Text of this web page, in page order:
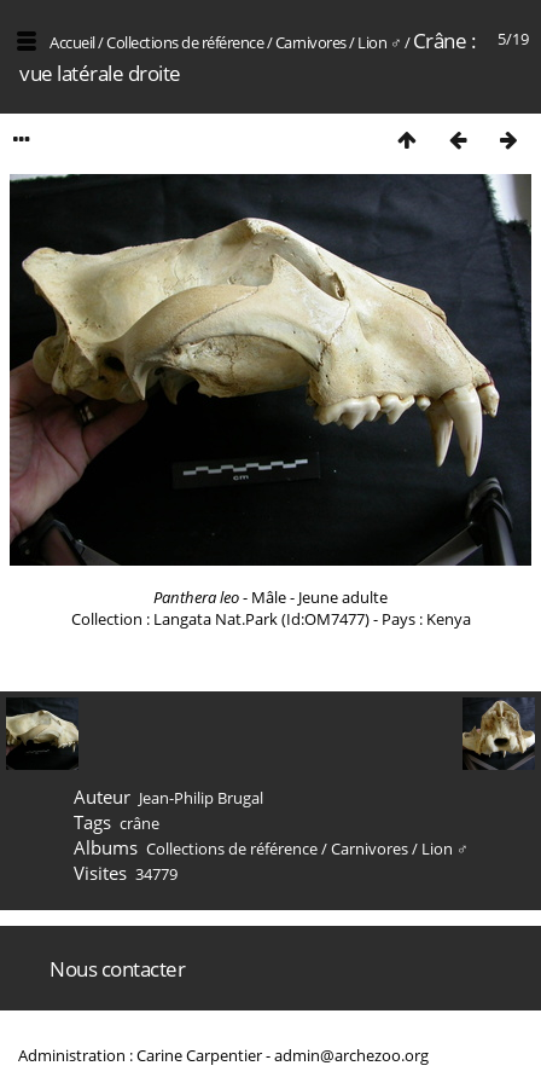
5/19
Accueil/Collections de référence/Carnivores/Lion ♂ /Crâne :
vue latérale droite
Panthera leo- Mâle - Jeune adulte
Collection : Langata Nat.Park (Id:OM7477) - Pays : Kenya
Auteur Jean-Philip Brugal
Tags crâne
Albums Collections de référence/Carnivores/ Lion ♂
Visites 34779
Nous contacter
Administration : Carine Carpentier -admin@archezoo.org